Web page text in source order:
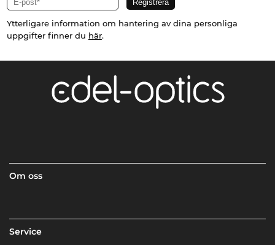
Ytterligare information om hantering av dina personliga
uppgifter finner du här.
Om oss
Service